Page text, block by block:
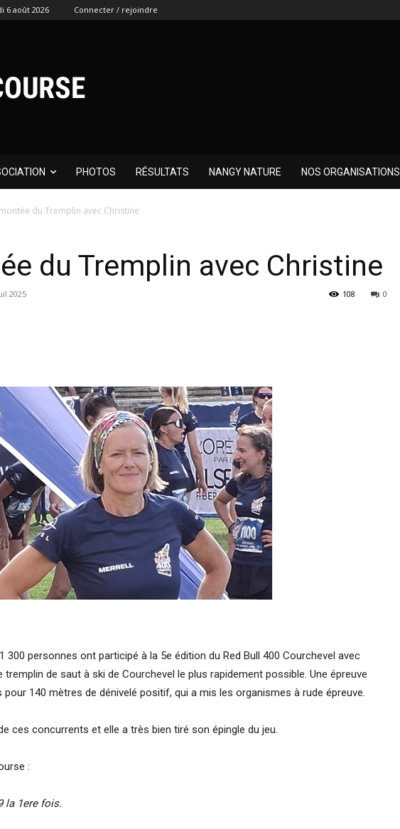
6 août 2026 Connecter / rejoindre
PHOTOS RÉSULTATS NANGY NATURE NOS ORGANISATIONS
du Tremplin avec Christine
du Tremplin avec Christine
2025 0
108
300 personnes ont participé à la 5e édition du Red Bull 400 Courchevel avec
tremplin de saut à ski de Courchevel le plus rapidement possible. Une épreuve
pour 140 mètres de dénivelé positif, qui a mis les organismes à rude épreuve.
ces concurrents et elle a très bien tiré son épingle du jeu.
:
la 1ere fois.